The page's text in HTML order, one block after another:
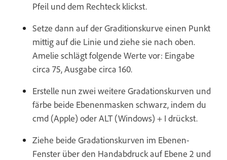
Pfeil und dem Rechteck klickst.
Setze dann auf der Graditionskurve einen Punkt
mittig auf die Linie und ziehe sie nach oben.
Amelie schlägt folgende Werte vor: Eingabe
circa 75, Ausgabe circa 160.
Erstelle nun zwei weitere Gradationskurven und
färbe beide Ebenenmasken schwarz, indem du
cmd (Apple) oder ALT (Windows) + I drückst.
Ziehe beide Gradationskurven im Ebenen-
Fenster über den Handabdruck auf Ebene 2 und